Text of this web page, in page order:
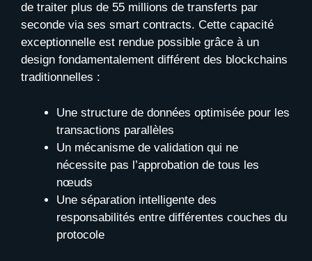
de traiter plus de 55 millions de transferts par
seconde via ses smart contracts. Cette capacité
exceptionnelle est rendue possible grâce à un
design fondamentalement différent des blockchains
traditionnelles :
Une structure de données optimisée pour les
transactions parallèles
Un mécanisme de validation qui ne
nécessite pas l’approbation de tous les
nœuds
Une séparation intelligente des
responsabilités entre différentes couches du
protocole